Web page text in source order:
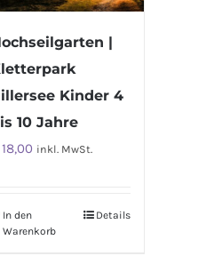
|
Kinder 4
10 Jahre
inkl. MwSt.
In den
Warenkorb
Details